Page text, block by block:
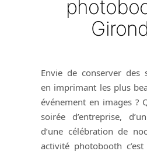
Envie de conserver des
en imprimant les plus
événement en images ?
soirée d’entreprise,
d’une célébration de
activité photobooth